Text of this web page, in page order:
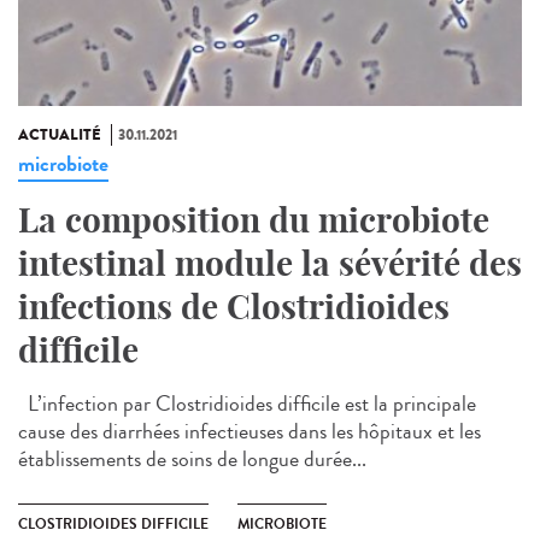
ACTUALITÉ 30.11.2021
microbiote
La composition du microbiote
intestinal module la sévérité des
infections de Clostridioides
difficile
L’infection par Clostridioides difficile est la principale
cause des diarrhées infectieuses dans les hôpitaux et les
établissements de soins de longue durée...
CLOSTRIDIOIDES DIFFICILE MICROBIOTE